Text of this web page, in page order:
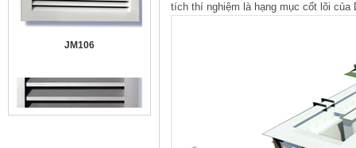
JM107
tích thí nghiệm là hạng mục cốt lõi của